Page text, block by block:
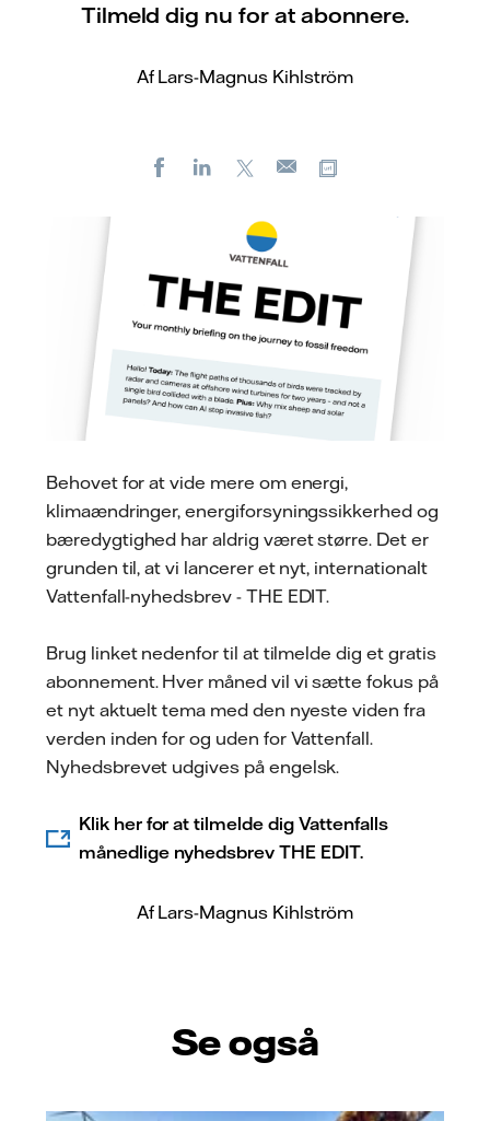
Tilmeld dig nu for at abonnere.
Af Lars-Magnus Kihlström
FacebookLinkedIn
E-
Behovet for at vide mere om energi,
klimaændringer, energiforsyningssikkerhed og
bæredygtighed har aldrig været større. Det er
grunden til, at vi lancerer et nyt, internationalt
Vattenfall-nyhedsbrev - THE EDIT.
Brug linket nedenfor til at tilmelde dig et gratis
abonnement. Hver måned vil vi sætte fokus på
et nyt aktuelt tema med den nyeste viden fra
verden inden for og uden for Vattenfall.
Nyhedsbrevet udgives på engelsk.
Klik her for at tilmelde dig Vattenfalls
månedlige nyhedsbrev THE EDIT.
Af Lars-Magnus Kihlström
Se også